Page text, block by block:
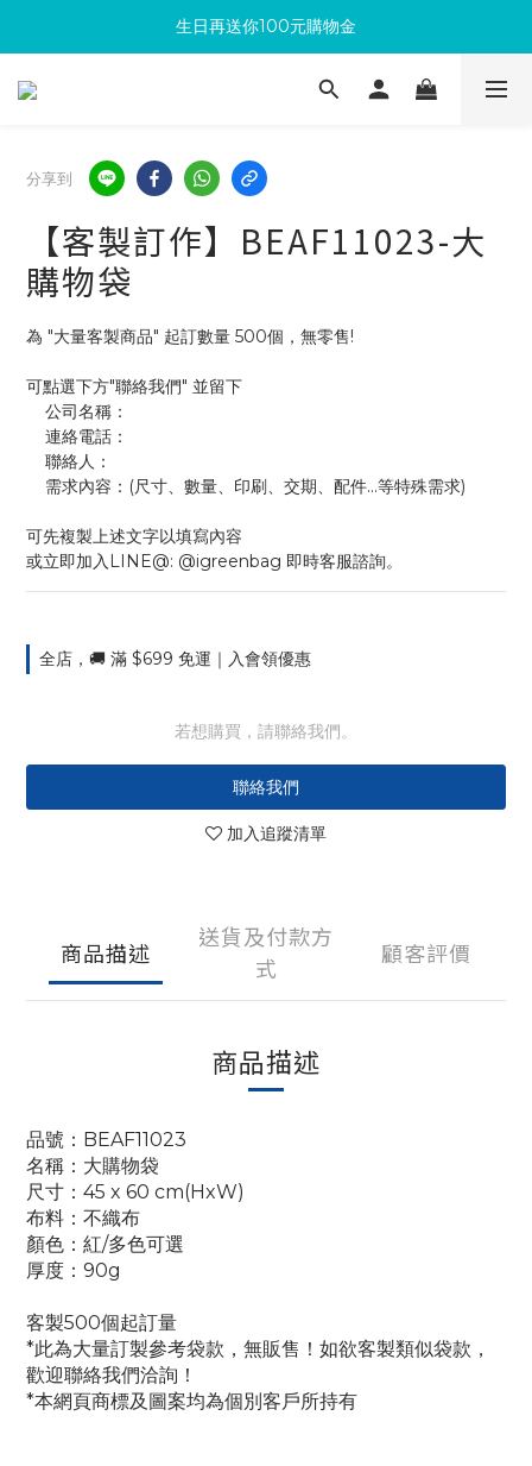
滿300回饋10%購物金
生日再送你100元購物金
加入成為新會員 馬上領取50元購物金
分享到
【客製訂作】BEAF11023-大
購物袋
為 "大量客製商品" 起訂數量 500個，無零售!
可點選下方"聯絡我們" 並留下
    公司名稱：
    連絡電話：
    聯絡人：
    需求內容：(尺寸、數量、印刷、交期、配件...等特殊需求)
可先複製上述文字以填寫內容
或立即加入LINE@: @igreenbag 即時客服諮詢。
全店，🚚 滿 $699 免運｜入會領優惠
若想購買，請聯絡我們。
聯絡我們
加入追蹤清單
商品描述
送貨及付款方
式
顧客評價
商品描述
品號：BEAF11023
名稱：大購物袋
尺寸：45 x 60 cm(HxW)
布料：不織布
顏色：紅/多色可選
厚度：90g
客製500個起訂量
*此為大量訂製參考袋款，無販售！如欲客製類似袋款，
歡迎聯絡我們洽詢！
*本網頁商標及圖案均為個別客戶所持有